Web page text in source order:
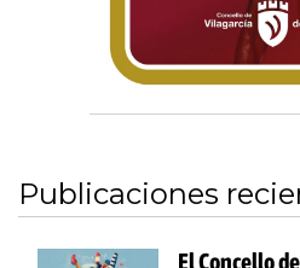
Publicaciones
El Concello